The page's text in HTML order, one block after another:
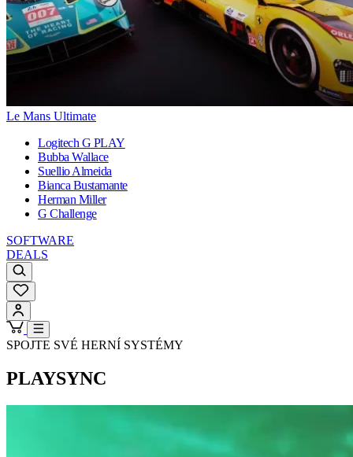
Le Mans Ultimate
Logitech G PLAY
Bubba Wallace
Suellio Almeida
Bianca Bustamante
Herman Miller
G Challenge
SOFTWARE
DEALS
SPOJTE SVÉ HERNÍ SYSTÉMY
PLAYSYNC